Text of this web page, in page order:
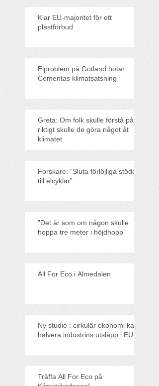
Klar EU-majoritet för ett
plastförbud
Elproblem på Gotland hotar
Cementas klimatsatsning
Greta: Om folk skulle förstå på
riktigt skulle de göra något åt
klimatet
Forskare: ”Sluta förlöjliga stödet
till elcyklar”
”Det är som om någon skulle
hoppa tre meter i höjdhopp”
All For Eco i Almedalen
Ny studie : cirkulär ekonomi kan
halvera industrins utsläpp i EU
Träffa All For Eco på